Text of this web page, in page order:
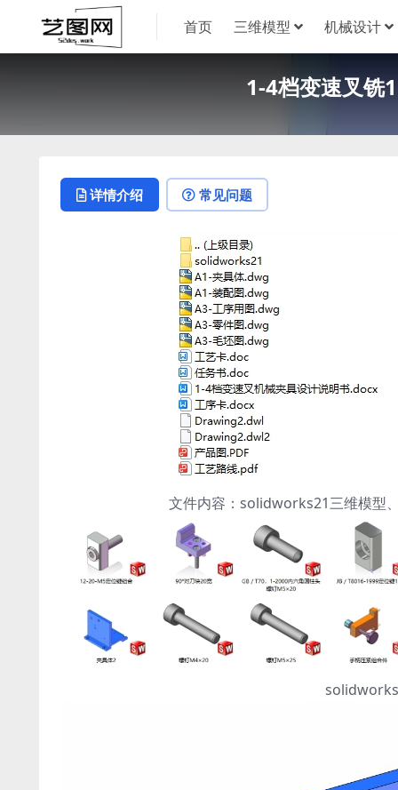
首页 三维模型 机械设计
1-4档变速叉铣
详情介绍 常见问题
文件内容：solidworks21三维模型